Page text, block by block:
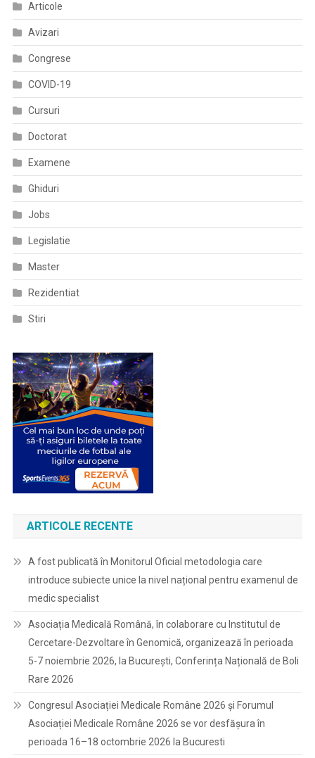
Articole
Avizari
Congrese
COVID-19
Cursuri
Doctorat
Examene
Ghiduri
Jobs
Legislatie
Master
Rezidentiat
Stiri
ARTICOLE RECENTE
A fost publicată în Monitorul Oficial metodologia care
introduce subiecte unice la nivel național pentru examenul de
medic specialist
Asociația Medicală Română, în colaborare cu Institutul de
Cercetare-Dezvoltare în Genomică, organizează în perioada
5-7 noiembrie 2026, la București, Conferința Națională de Boli
Rare 2026
Congresul Asociației Medicale Române 2026 și Forumul
Asociației Medicale Române 2026 se vor desfășura în
perioada 16–18 octombrie 2026 la Bucuresti